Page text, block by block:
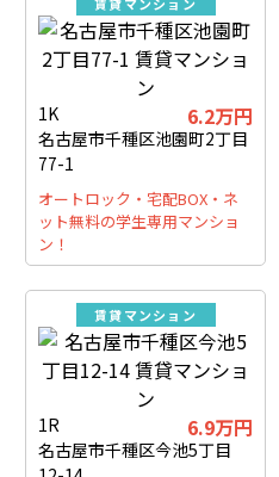
1K 6.2万円
名古屋市千種区池園町2丁目
77-1
オートロック・宅配BOX・ネ
ット無料の学生専用マンショ
ン！
賃貸マンション
1R 6.9万円
名古屋市千種区今池5丁目